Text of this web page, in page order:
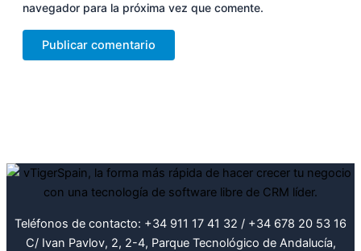
navegador para la próxima vez que comente.
Teléfonos de contacto: +34 911 17 41 32 / +34 678 20 53 16
C/ Ivan Pavlov, 2, 2-4, Parque Tecnológico de Andalucía,